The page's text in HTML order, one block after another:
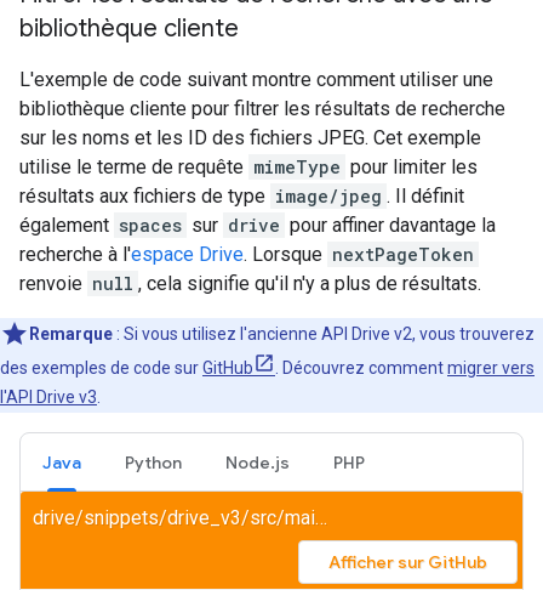
bibliothèque cliente
L'exemple de code suivant montre comment utiliser une
bibliothèque cliente pour filtrer les résultats de recherche
sur les noms et les ID des fichiers JPEG. Cet exemple
utilise le terme de requête mimeType pour limiter les
résultats aux fichiers de type image/jpeg . Il définit
également spaces sur drive pour affiner davantage la
recherche à l'espace Drive. Lorsque nextPageToken
renvoie null , cela signifie qu'il n'y a plus de résultats.
Remarque : Si vous utilisez l'ancienne API Drive v2, vous trouverez
des exemples de code surGitHub . Découvrez commentmigrer vers
l'API Drive v3
Java Python Node.js PHP
drive/snippets/drive_v3/src/main/java/SearchFile.java
Afficher sur GitHub